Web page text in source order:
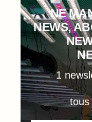
NE
NEWS,
1
tous